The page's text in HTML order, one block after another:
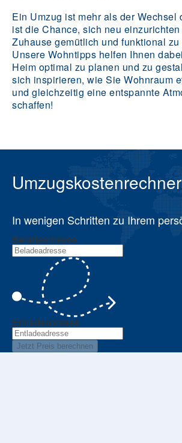
Ein Umzug ist mehr als der Wechsel
ist die Chance, sich neu
Zuhause gemütlich und funktional zu
Unsere Wohntipps helfen Ihnen
Heim optimal zu planen und zu
sich inspirieren, wie Sie Wohnraum
und gleichzeitig eine entspannte
schaffen!
Umzugskostenrechner
In wenigen Schritten zu Ihrem
Beladeadresse
Entladeadresse
Jetzt Preis berechnen